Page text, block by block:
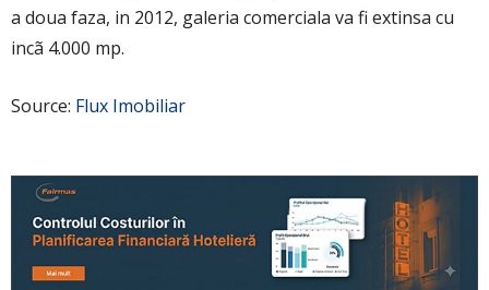
a doua faza, in 2012, galeria comerciala va fi extinsa cu
incã 4.000 mp.
Source: Flux Imobiliar